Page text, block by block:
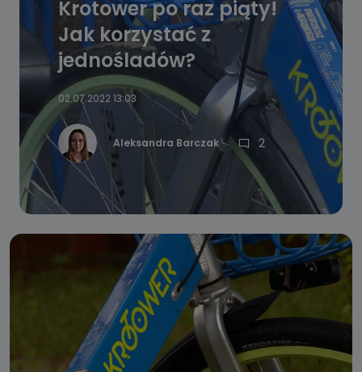
Krotower po raz piąty!
Jak korzystać z
jednośladów?
02.07.2022 13:03
Aleksandra Barczak 2